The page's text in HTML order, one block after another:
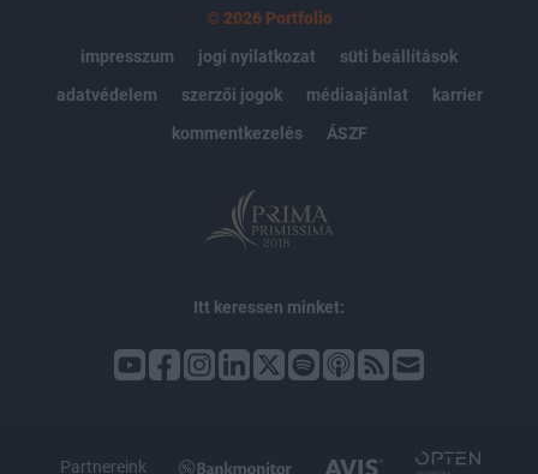
© 2026 Portfolio
impresszum
jogi nyilatkozat
süti beállítások
adatvédelem
szerzői jogok médiaajánlat
karrier
kommentkezelés
ÁSZF
Itt keressen minket:
Partnereink